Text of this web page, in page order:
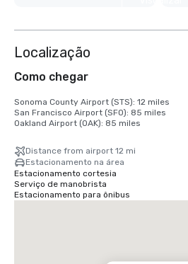
Localização
Como chegar
Sonoma County Airport (STS): 12 miles
San Francisco Airport (SFO): 85 miles
Oakland Airport (OAK): 85 miles
Distance from airport 12 mi
Estacionamento na área
Estacionamento cortesia
Serviço de manobrista
Estacionamento para ônibus